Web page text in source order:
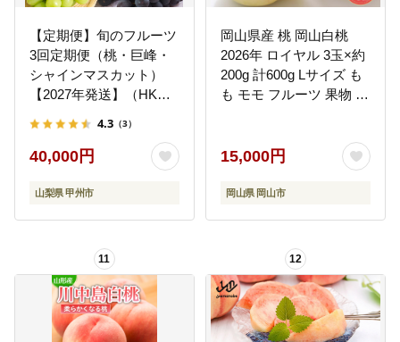
【定期便】旬のフルーツ
3回定期便（桃・巨峰・
シャインマスカット）
【2027年発送】（HK）
4.3 （3）
40,000円
山梨県 甲州市
岡山県産 桃 岡山白桃
2026年 ロイヤル 3玉×約
200g 計600g Lサイズ も
も モモ フルーツ 果物 ギ
15,000円
岡山県 岡山市
11 12